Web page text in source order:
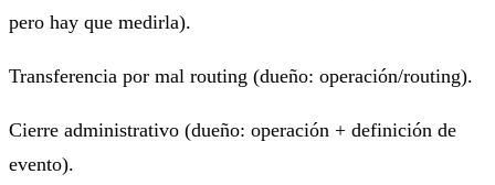
pero hay que medirla).
Transferencia por mal routing (dueño: operación/routing).
Cierre administrativo (dueño: operación + definición de
evento).